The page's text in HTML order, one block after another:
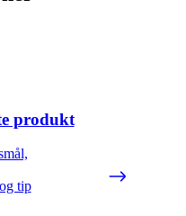
produkt
tip